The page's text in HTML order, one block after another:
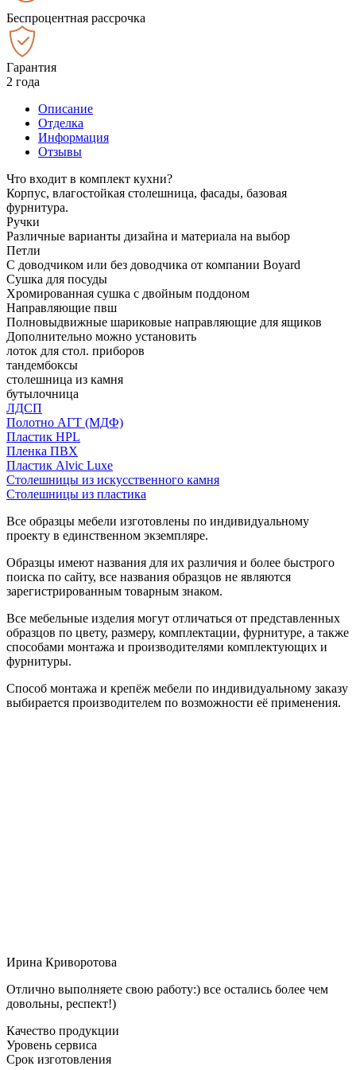
Беспроцентная рассрочка
Гарантия
2 года
Описание
Отделка
Информация
Отзывы
Что входит в комплект кухни?
Корпус, влагостойкая столешница, фасады, базовая
фурнитура.
Ручки
Различные варианты дизайна и материала на выбор
Петли
С доводчиком или без доводчика от компании Boyard
Сушка для посуды
Хромированная сушка с двойным поддоном
Направляющие пвш
Полновыдвижные шариковые направляющие для ящиков
Дополнительно можно установить
лоток для стол. приборов
тандембоксы
столешница из камня
бутылочница
ЛДСП
Полотно АГТ (МДФ)
Пластик HPL
Пленка ПВХ
Пластик Alvic Luxe
Столешницы из искусственного камня
Столешницы из пластика
Все образцы мебели изготовлены по индивидуальному
проекту в единственном экземпляре.
Образцы имеют названия для их различия и более быстрого
поиска по сайту, все названия образцов не являются
зарегистрированным товарным знаком.
Все мебельные изделия могут отличаться от представленных
образцов по цвету, размеру, комплектации, фурнитуре, а также
способами монтажа и производителями комплектующих и
фурнитуры.
Способ монтажа и крепёж мебели по индивидуальному заказу
выбирается производителем по возможности её применения.
Ирина Криворотова
Отлично выполняете свою работу:) все остались более чем
довольны, респект!)
Качество продукции
Уровень сервиса
Срок изготовления